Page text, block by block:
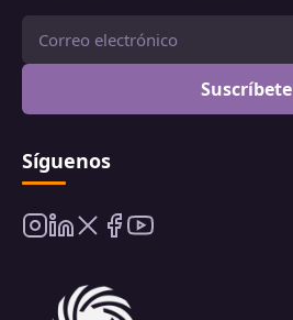
Suscríbete
Síguenos